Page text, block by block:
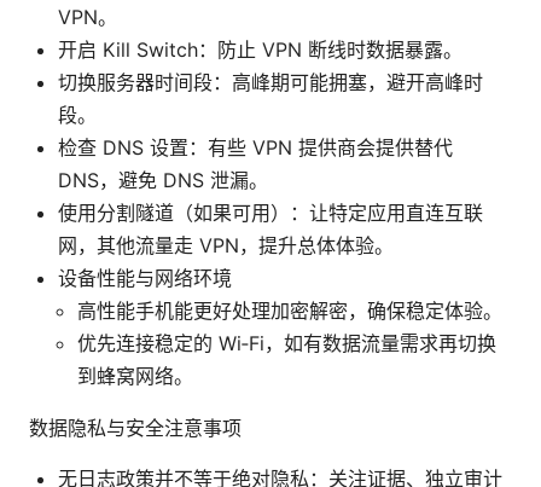
VPN。
开启 Kill Switch：防止 VPN 断线时数据暴露。
切换服务器时间段：高峰期可能拥塞，避开高峰时
段。
检查 DNS 设置：有些 VPN 提供商会提供替代
DNS，避免 DNS 泄漏。
使用分割隧道（如果可用）：让特定应用直连互联
网，其他流量走 VPN，提升总体体验。
设备性能与网络环境
高性能手机能更好处理加密解密，确保稳定体验。
优先连接稳定的 Wi‑Fi，如有数据流量需求再切换
到蜂窝网络。
数据隐私与安全注意事项
无日志政策并不等于绝对隐私：关注证据、独立审计